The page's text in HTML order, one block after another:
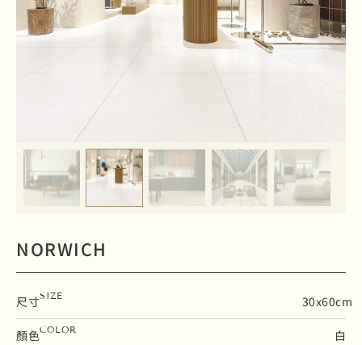
NORWICH
尺寸SIZE 30x60cm
顏色COLOR 白